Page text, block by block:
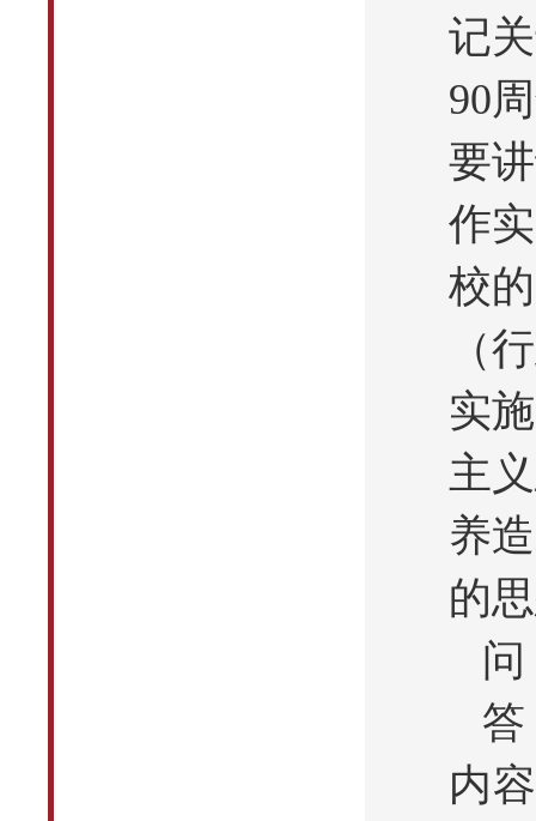
记
90
要
作
校
（
实
主
养
的
内